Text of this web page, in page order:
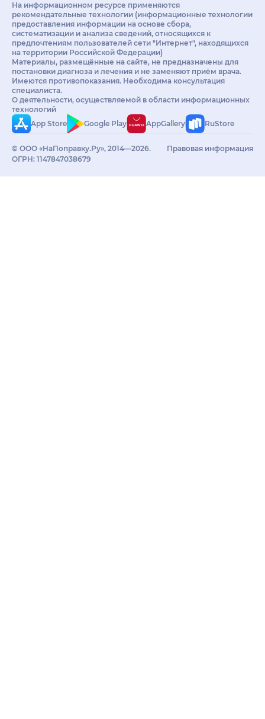
На информационном ресурсе применяются
рекомендательные технологии (информационные технологии
предоставления информации на основе сбора,
систематизации и анализа сведений, относящихся к
предпочтениям пользователей сети "Интернет", находящихся
на территории Российской Федерации)
Материалы, размещённые на сайте, не предназначены для
постановки диагноза и лечения и не заменяют приём врача.
Имеются противопоказания. Необходима консультация
специалиста.
О деятельности, осуществляемой в области информационных
технологий
App Store
Google Play AppGallery RuStore
© ООО «НаПоправку.Ру», 2014—2026.
ОГРН: 1147847038679
Правовая информация